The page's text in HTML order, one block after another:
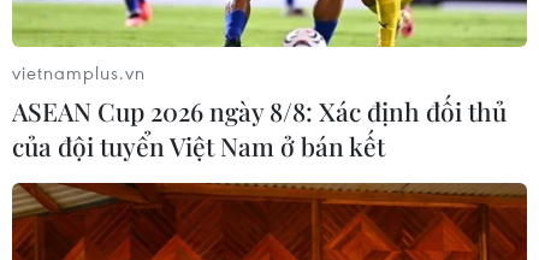
Nissin rót tiền đưa mỳ ăn liền trở lại "ngôi
vietnamplus.vn
ASEAN Cup 2026 ngày 8/8: Xác định đối thủ
của đội tuyển Việt Nam ở bán kết